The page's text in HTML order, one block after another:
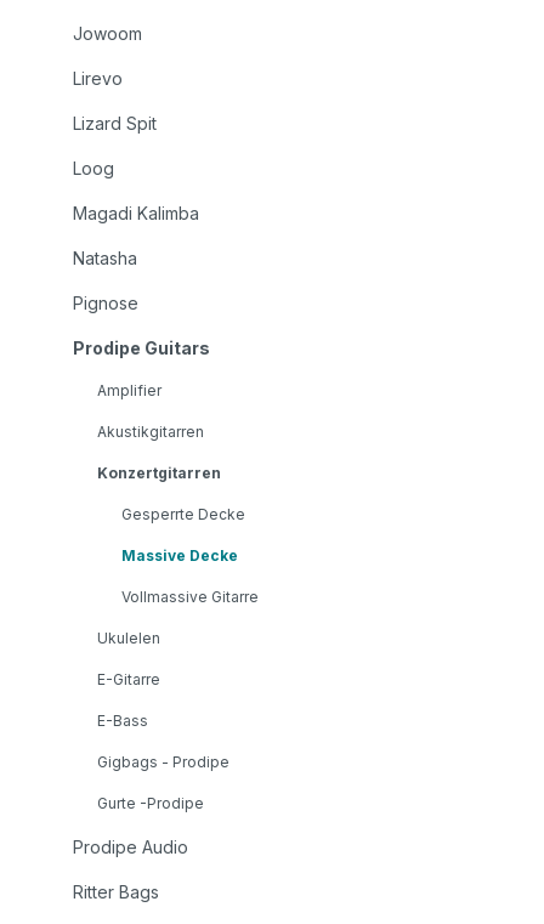
Jowoom
Lirevo
Lizard Spit
Loog
Magadi Kalimba
Natasha
Pignose
Prodipe Guitars
Amplifier
Akustikgitarren
Konzertgitarren
Gesperrte Decke
Massive Decke
Vollmassive Gitarre
Ukulelen
E-Gitarre
E-Bass
Gigbags - Prodipe
Gurte -Prodipe
Prodipe Audio
Ritter Bags